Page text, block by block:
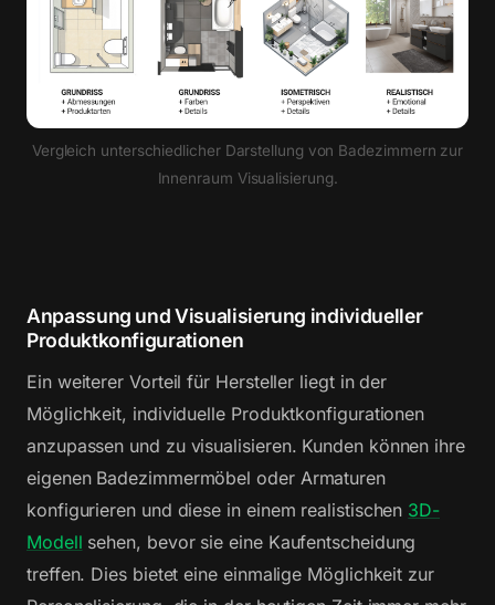
Vergleich unterschiedlicher Darstellung von Badezimmern zur
Innenraum Visualisierung.
Anpassung und Visualisierung individueller
Produktkonfigurationen
Ein weiterer Vorteil für Hersteller liegt in der
Möglichkeit, individuelle Produktkonfigurationen
anzupassen und zu visualisieren. Kunden können ihre
eigenen Badezimmermöbel oder Armaturen
konfigurieren und diese in einem realistischen 3D-
Modell sehen, bevor sie eine Kaufentscheidung
treffen. Dies bietet eine einmalige Möglichkeit zur